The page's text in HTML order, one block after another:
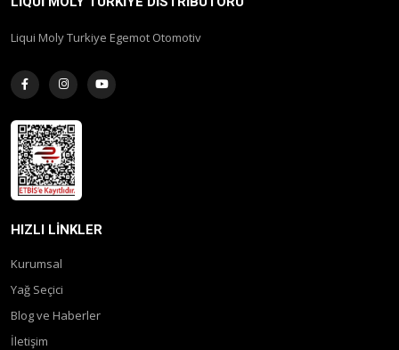
Liqui Moly Turkiye Egemot Otomotiv
HIZLI LINKLER
Kurumsal
Yağ Seçici
Blog ve Haberler
İletişim